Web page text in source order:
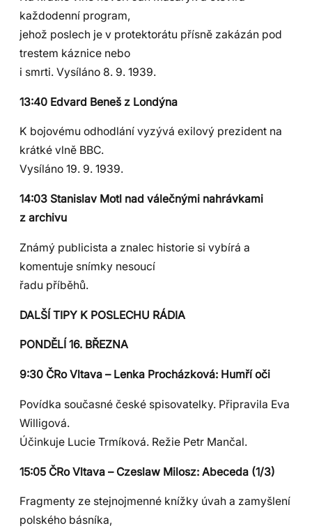
každodenní program,
jehož poslech je v protektorátu přísně zakázán pod
trestem káznice nebo
i smrti. Vysíláno 8. 9. 1939.
13:40 Edvard Beneš z Londýna
K bojovému odhodlání vyzývá exilový prezident na
krátké vlně BBC.
Vysíláno 19. 9. 1939.
14:03 Stanislav Motl nad válečnými nahrávkami
z archivu
Známý publicista a znalec historie si vybírá a
komentuje snímky nesoucí
řadu příběhů.
DALŠÍ TIPY K POSLECHU RÁDIA
PONDĚLÍ 16. BŘEZNA
9:30 ČRo Vltava – Lenka Procházková: Humří oči
Povídka současné české spisovatelky. Připravila Eva
Willigová.
Účinkuje Lucie Trmíková. Režie Petr Mančal.
15:05 ČRo Vltava – Czeslaw Milosz: Abeceda (1/3)
Fragmenty ze stejnojmenné knížky úvah a zamyšlení
polského básníka,